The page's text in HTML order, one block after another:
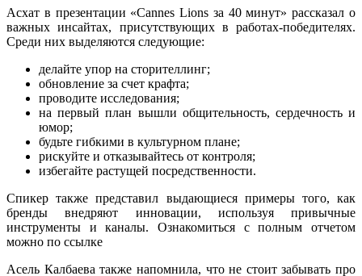
Асхат в презентации «Cannes Lions за 40 минут» рассказал о
важных инсайтах, присутствующих в работах-победителях.
Среди них выделяются следующие:
делайте упор на сторителлинг;
обновление за счет крафта;
проводите исследования;
на первый план вышли общительность, сердечность и
юмор;
будьте гибкими в культурном плане;
рискуйте и отказывайтесь от контроля;
избегайте растущей посредственности.
Спикер также представил выдающиеся примеры того, как
бренды внедряют инновации, используя привычные
инструменты и каналы. Ознакомиться с полным отчетом
можно по ссылке
Асель Калбаева также напомнила, что не стоит забывать про